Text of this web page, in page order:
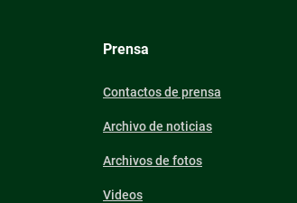
Prensa
Contactos de prensa
Archivo de noticias
Archivos de fotos
Videos